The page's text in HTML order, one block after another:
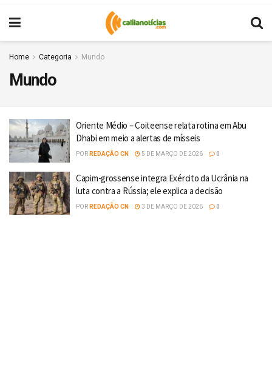
Home Categoria Mundo
Mundo
Oriente Médio – Coiteense relata rotina em Abu
Dhabi em meio a alertas de mísseis
POR REDAÇÃO CN 5 DE MARÇO DE 2026 0
Capim-grossense integra Exército da Ucrânia na
luta contra a Rússia; ele explica a decisão
POR REDAÇÃO CN 3 DE MARÇO DE 2026 0